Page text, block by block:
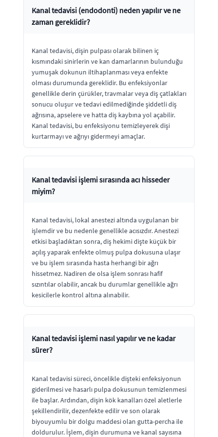
Kanal tedavisi (endodonti) neden yapılır ve ne
zaman gereklidir?
Kanal tedavisi, dişin pulpası olarak bilinen iç
kısmındaki sinirlerin ve kan damarlarının bulunduğu
yumuşak dokunun iltihaplanması veya enfekte
olması durumunda gereklidir. Bu enfeksiyonlar
genellikle derin çürükler, travmalar veya diş çatlakları
sonucu oluşur ve tedavi edilmediğinde şiddetli diş
ağrısına, apselere ve hatta diş kaybına yol açabilir.
Kanal tedavisi, bu enfeksiyonu temizleyerek dişi
kurtarmayı ve ağrıyı gidermeyi amaçlar.
Kanal tedavisi işlemi sırasında acı hisseder
miyim?
Kanal tedavisi, lokal anestezi altında uygulanan bir
işlemdir ve bu nedenle genellikle acısızdır. Anestezi
etkisi başladıktan sonra, diş hekimi dişte küçük bir
açılış yaparak enfekte olmuş pulpa dokusuna ulaşır
ve bu işlem sırasında hasta herhangi bir ağrı
hissetmez. Nadiren de olsa işlem sonrası hafif
sızıntılar olabilir, ancak bu durumlar genellikle ağrı
kesicilerle kontrol altına alınabilir.
Kanal tedavisi işlemi nasıl yapılır ve ne kadar
sürer?
Kanal tedavisi süreci, öncelikle dişteki enfeksiyonun
giderilmesi ve hasarlı pulpa dokusunun temizlenmesi
ile başlar. Ardından, dişin kök kanalları özel aletlerle
şekillendirilir, dezenfekte edilir ve son olarak
biyouyumlu bir dolgu maddesi olan gutta-percha ile
doldurulur. İşlem, dişin durumuna ve kanal sayısına